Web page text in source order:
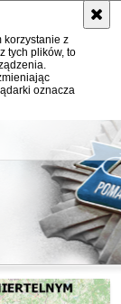
korzystanie z
tych plików, to
oznacza